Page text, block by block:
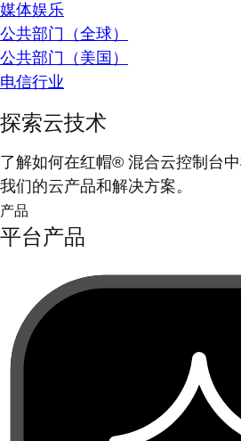
媒体娱乐
公共部门（全球）
公共部门（美国）
电信行业
探索云技术
了解如何在红帽® 混合云控制台
我们的云产品和解决方案。
产品
平台产品